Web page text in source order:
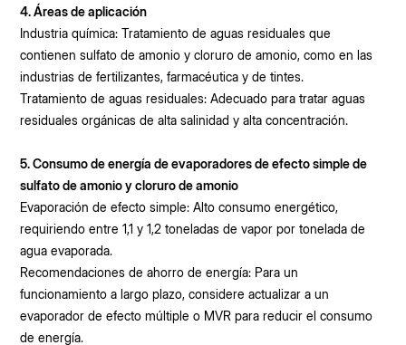
4. Áreas de aplicación
Industria química: Tratamiento de aguas residuales que
contienen sulfato de amonio y cloruro de amonio, como en las
industrias de fertilizantes, farmacéutica y de tintes.
Tratamiento de aguas residuales: Adecuado para tratar aguas
residuales orgánicas de alta salinidad y alta concentración.
5. Consumo de energía de evaporadores de efecto simple de
sulfato de amonio y cloruro de amonio
Evaporación de efecto simple: Alto consumo energético,
requiriendo entre 1,1 y 1,2 toneladas de vapor por tonelada de
agua evaporada.
Recomendaciones de ahorro de energía: Para un
funcionamiento a largo plazo, considere actualizar a un
evaporador de efecto múltiple o MVR para reducir el consumo
de energía.